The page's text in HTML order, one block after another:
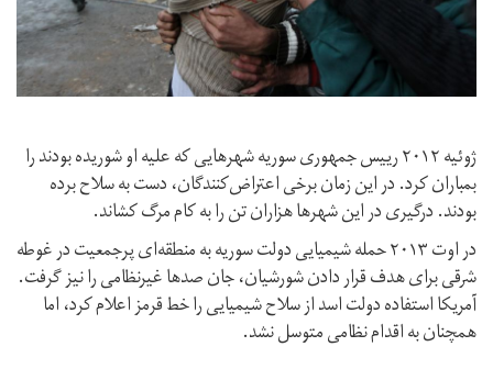
ژوئیه ۲۰۱۲ رییس‌ جمهوری سوریه شهرهایی که علیه او شوریده بودند را
بمباران کرد. در این زمان برخی اعتراض‌کنندگان، دست به سلاح برده
بودند. درگیری در این شهرها هزاران تن را به کام مرگ کشاند.
در اوت ۲۰۱۳ حمله شیمیایی دولت سوریه به منطقه‌ای پرجمعیت در غوطه
شرقی برای هدف قرار دادن شورشیان، جان صدها غیرنظامی را نیز گرفت.
آمریکا استفاده دولت اسد از سلاح‌ شیمیایی را خط قرمز اعلام کرد، اما
همچنان به اقدام نظامی متوسل نشد.